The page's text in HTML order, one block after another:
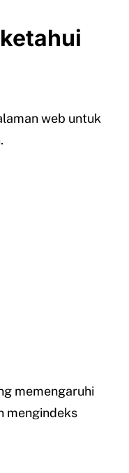
web untuk
memengaruhi
mengindeks